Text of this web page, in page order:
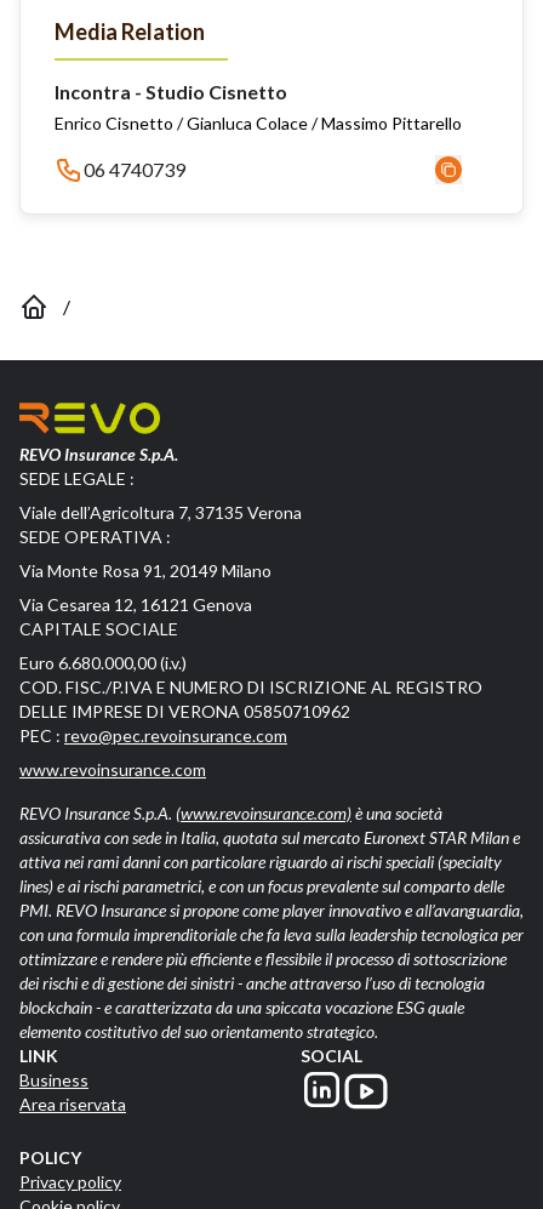
Media Relation
Incontra - Studio Cisnetto
Enrico Cisnetto / Gianluca Colace / Massimo Pittarello
06 4740739
/
REVO Insurance S.p.A.
SEDE LEGALE :
Viale dell’Agricoltura 7, 37135 Verona
SEDE OPERATIVA :
Via Monte Rosa 91, 20149 Milano
Via Cesarea 12, 16121 Genova
CAPITALE SOCIALE
Euro 6.680.000,00 (i.v.)
COD. FISC./P.IVA E NUMERO DI ISCRIZIONE AL REGISTRO
DELLE IMPRESE DI VERONA 05850710962
PEC : revo@pec.revoinsurance.com
www.revoinsurance.com
REVO Insurance S.p.A. (www.revoinsurance.com)è una società
assicurativa con sede in Italia, quotata sul mercato Euronext STAR Milan e
attiva nei rami danni con particolare riguardo ai rischi speciali (specialty
lines) e ai rischi parametrici, e con un focus prevalente sul comparto delle
PMI. REVO Insurance si propone come player innovativo e all’avanguardia,
con una formula imprenditoriale che fa leva sulla leadership tecnologica per
ottimizzare e rendere più efficiente e flessibile il processo di sottoscrizione
dei rischi e di gestione dei sinistri - anche attraverso l’uso di tecnologia
blockchain - e caratterizzata da una spiccata vocazione ESG quale
elemento costitutivo del suo orientamento strategico.
LINK
Business
Area riservata
POLICY
Privacy policy
SOCIAL